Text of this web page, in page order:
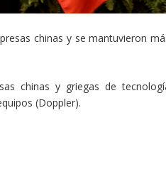
chinas y se mantuvieron
chinas y griegas de
(Doppler).